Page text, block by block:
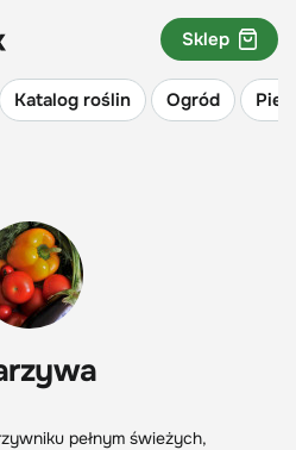
Katalog roślin Ogród
Sklep
pełnym świeżych,